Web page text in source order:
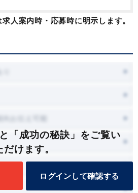
人案内時・応募時に明示します。
「成功の秘訣」をご覧い
だけます。
ログインして確認する